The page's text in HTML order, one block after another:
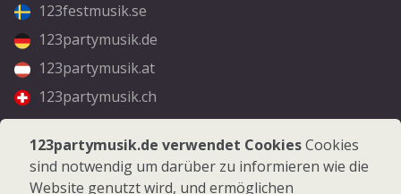
123festmusik.se
123partymusik.de
123partymusik.at
123partymusik.ch
Folgen Sie uns
Facebook
123partymusik.de verwendet CookiesCookies
sind notwendig um darüber zu informieren wie die
Website genutzt wird, und ermöglichen